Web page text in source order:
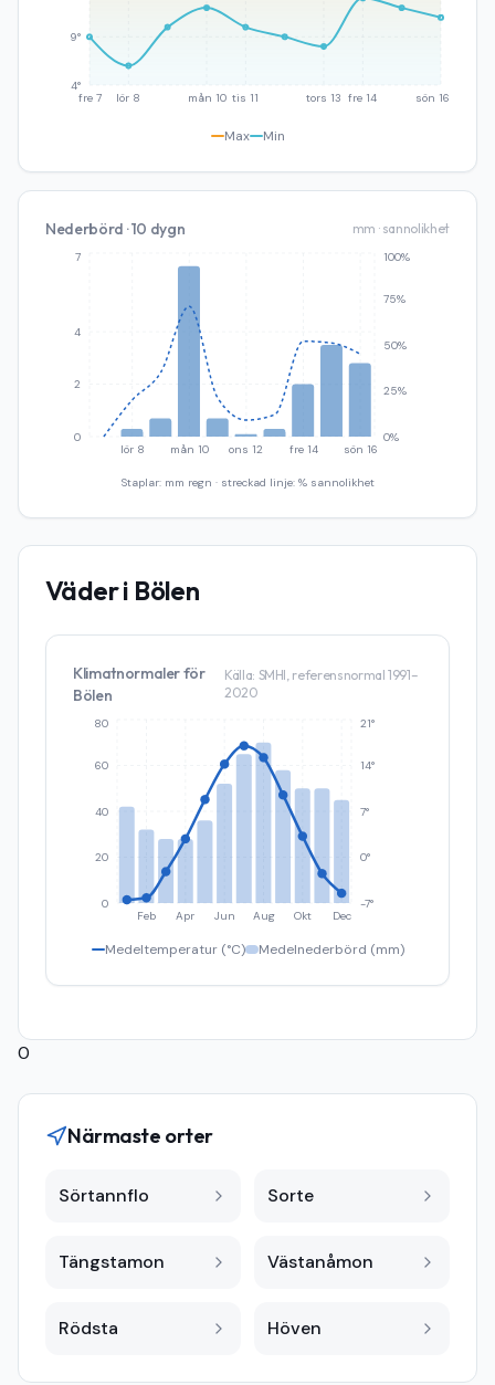
fre 7 lör 8 mån 10 tis 11 tors 13 fre 14 sön 16
4°
9°
Max Min
Nederbörd · 10 dygn mm · sannolikhet
lör 8 mån 10 ons 12 fre 14 sön 16
0
2
4
7
0%
25%
50%
75%
100%
Staplar: mm regn · streckad linje: % sannolikhet
Väder i Bölen
Klimatnormaler för
Bölen
Källa: SMHI, referensnormal 1991–
2020
Feb Apr Jun Aug Okt Dec
0
20
40
60
80
-7°
0°
7°
14°
21°
Medeltemperatur (°C) Medelnederbörd (mm)
0
Närmaste orter
Sörtannflo Sorte
Tängstamon Västanåmon
Rödsta Höven